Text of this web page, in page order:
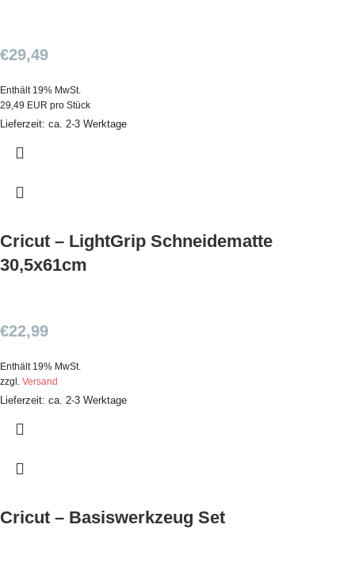
€29,49
Enthält 19% MwSt.
29,49 EUR pro Stück
Lieferzeit: ca. 2-3 Werktage
Cricut – LightGrip Schneidematte
30,5x61cm
€22,99
Enthält 19% MwSt.
zzgl. Versand
Lieferzeit: ca. 2-3 Werktage
Cricut – Basiswerkzeug Set